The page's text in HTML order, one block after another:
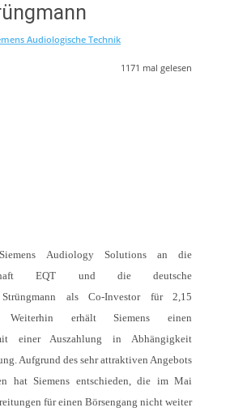
Audiologische Technik
1171 mal gelesen
Audiology Solutions an die
EQT und die deutsche
Strüngmann als Co-Investor für 2,15
erhält Siemens einen
einer Auszahlung in Abhängigkeit
Aufgrund des sehr attraktiven Angebots
hat Siemens entschieden, die im Mai
für einen Börsengang nicht weiter